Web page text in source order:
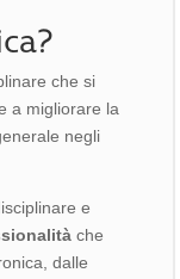
che si
a migliorare la
negli
e
che
dalle